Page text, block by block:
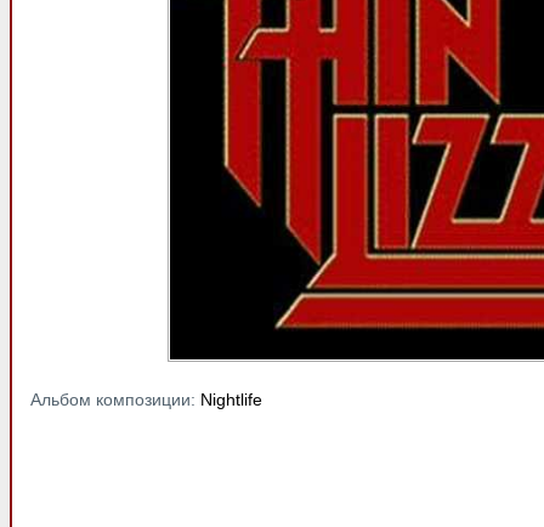
Альбом композиции: Nightlife